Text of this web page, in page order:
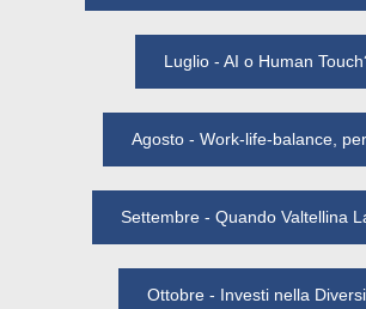
Luglio - AI o Human
Agosto - Work-life-balance,
Settembre - Quando Valtellina
Ottobre - Investi nella